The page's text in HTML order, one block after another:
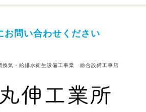
お問い合わせください
気・給排水衛生設備工事業 総合設備工事店